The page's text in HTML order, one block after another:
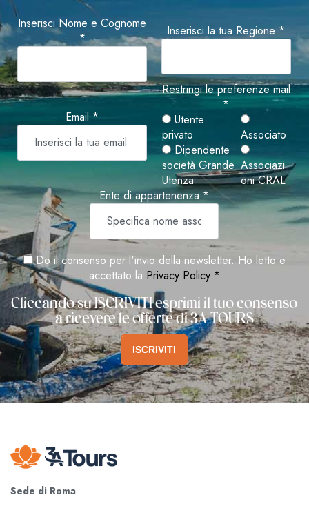
Inserisci Nome e Cognome
*
Inserisci la tua Regione *
Email *
Restringi le preferenze mail
*
Utente
privato
Associato
Dipendente
società Grande
Utenza
Associazi
oni CRAL
Ente di appartenenza *
Do il consenso per l'invio della newsletter. Ho letto e
accettato la Privacy Policy *
Cliccando su ISCRIVITI esprimi il tuo consenso
a ricevere le offerte di 3A TOURS
ISCRIVITI
Sede di Roma